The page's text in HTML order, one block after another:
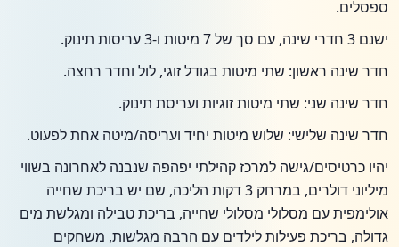
ספסלים.
ישנם 3 חדרי שינה, עם סך של 7 מיטות ו-3 עריסות תינוק.
חדר שינה ראשון: שתי מיטות בגודל זוגי, לול וחדר רחצה.
חדר שינה שני: שתי מיטות זוגיות ועריסת תינוק.
חדר שינה שלישי: שלוש מיטות יחיד ועריסה/מיטה אחת לפעוט.
יהיו כרטיסים/גישה למרכז קהילתי יפהפה שנבנה לאחרונה בשווי
מיליוני דולרים, במרחק 3 דקות הליכה, שם יש בריכת שחייה
אולימפית עם מסלולי מסלולי שחייה, בריכת טבילה ומגלשת מים
גדולה, בריכת פעילות לילדים עם הרבה מגלשות, משחקים